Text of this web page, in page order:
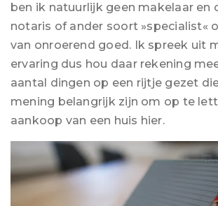
ben ik natuurlijk geen makelaar en
notaris of ander soort »specialist«
van onroerend goed. Ik spreek uit
ervaring dus hou daar rekening
aantal dingen op een rijtje gezet
mening belangrijk zijn om op te
aankoop van een huis hier.